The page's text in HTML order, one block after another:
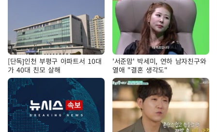
[단독]인천 부평구 아파트서 10대
가 40대 친모 살해
'서준맘' 박세미, 연하 남자친구와
열애 "결혼 생각도"